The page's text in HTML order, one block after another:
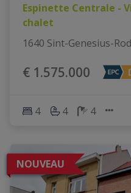
Espinette Centrale -
chalet
1640 Sint-Genesius-
€ 1.575.000
4 4 4
NOUVEAU